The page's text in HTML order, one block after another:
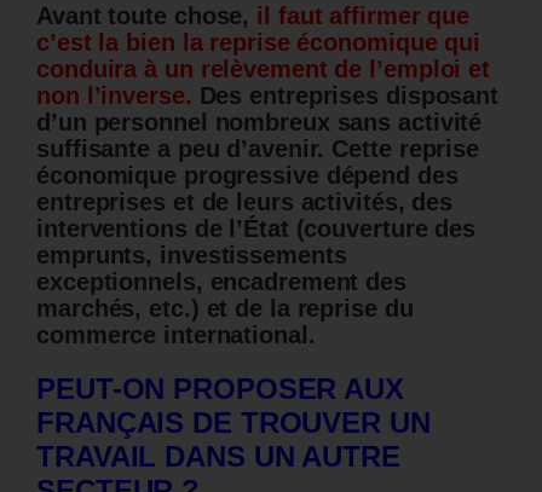
Avant toute chose, il faut affirmer que
c’est la bien la reprise économique qui
conduira à un relèvement de l’emploi et
non l’inverse. Des entreprises disposant
d’un personnel nombreux sans activité
suffisante a peu d’avenir. Cette reprise
économique progressive dépend des
entreprises et de leurs activités, des
interventions de l’État (couverture des
emprunts, investissements
exceptionnels, encadrement des
marchés, etc.) et de la reprise du
commerce international.
PEUT-ON PROPOSER AUX
FRANÇAIS DE TROUVER UN
TRAVAIL DANS UN AUTRE